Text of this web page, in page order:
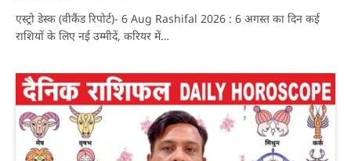
एस्ट्रो डेस्क (वीकैंड रिपोर्ट)- 6 Aug Rashifal 2026 : 6 अगस्त का दिन कई
राशियों के लिए नई उम्मीदें, करियर में…